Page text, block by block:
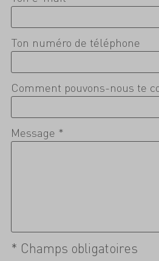
Ton numéro de téléphone
Comment pouvons-nous te
Message *
* Champs obligatoires